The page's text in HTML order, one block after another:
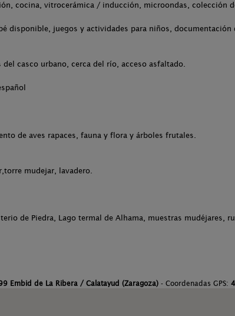
cocina, vitrocerámica / inducción, microondas, colección
disponible, juegos y actividades para niños,
casco urbano, cerca del río, acceso asfaltado.
de aves rapaces, fauna y flora y árboles frutales.
mudejar, lavadero.
de Piedra, Lago termal de Alhama, muestras mudéjares,
Embid de La Ribera / Calatayud (Zaragoza)- Coordenadas GPS: